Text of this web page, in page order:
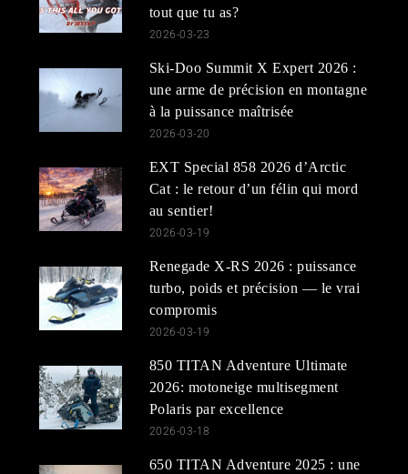
tout que tu as?
2026-03-23
Ski-Doo Summit X Expert 2026 :
une arme de précision en montagne
à la puissance maîtrisée
2026-03-20
EXT Special 858 2026 d’Arctic
Cat : le retour d’un félin qui mord
au sentier!
2026-03-19
Renegade X-RS 2026 : puissance
turbo, poids et précision — le vrai
compromis
2026-03-19
850 TITAN Adventure Ultimate
2026: motoneige multisegment
Polaris par excellence
2026-03-18
650 TITAN Adventure 2025 : une